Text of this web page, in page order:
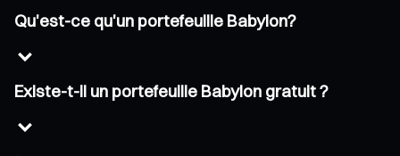
Qu'est-ce qu'un portefeuille Babylon?
Existe-t-il un portefeuille Babylon gratuit ?